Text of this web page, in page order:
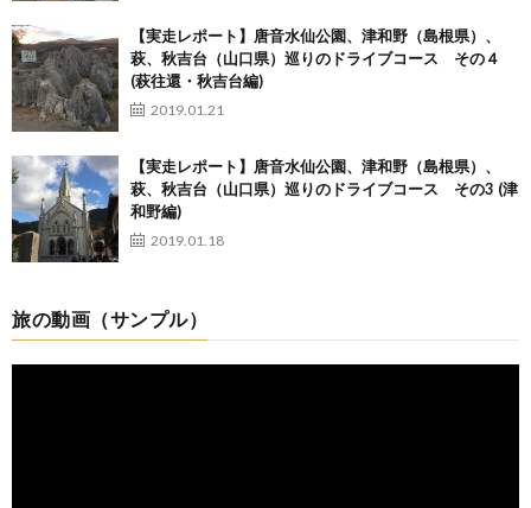
【実走レポート】唐音水仙公園、津和野（島根県）、
萩、秋吉台（山口県）巡りのドライブコース その４
(萩往還・秋吉台編)
2019.01.21
【実走レポート】唐音水仙公園、津和野（島根県）、
萩、秋吉台（山口県）巡りのドライブコース その3 (津
和野編)
2019.01.18
旅の動画（サンプル）
動